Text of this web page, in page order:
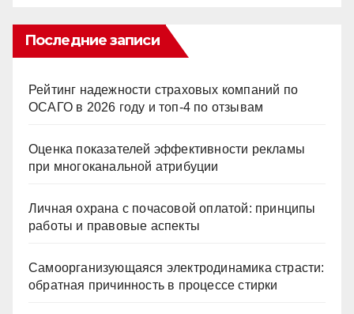
Последние записи
Рейтинг надежности страховых компаний по
ОСАГО в 2026 году и топ-4 по отзывам
Оценка показателей эффективности рекламы
при многоканальной атрибуции
Личная охрана с почасовой оплатой: принципы
работы и правовые аспекты
Самоорганизующаяся электродинамика страсти:
обратная причинность в процессе стирки